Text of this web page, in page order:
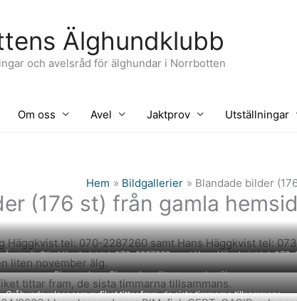
Älghundklubb
och avelsråd för älghundar i Norrbotten
Om oss Avel Jaktprov Utställningar
Hem Bildgallerier Blandade bilder
(176 st) från gamla
Ägare är Stig Häggkvist tel: 070-2287260 samt Hans Häggkvist tel:
Rissaparkens Riga och en liten november älg.
Gråhundsvalpar som nyfiket tittar fram, de sista timmarna tillsammans.